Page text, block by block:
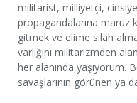
militarist, milliyetçi,
propagandalarına maruz
gitmek ve elime silah
varlığını militarizmden
her alanında yaşıyorum.
savaşlarının görünen ya